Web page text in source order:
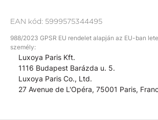
EAN kód: 5999575344495
988/2023 GPSR EU rendelet alapján az EU-ban
személy:
Luxoya Paris Kft.
1116 Budapest Barázda u. 5.
Luxoya Paris Co., Ltd.
27 Avenue de L'Opéra, 75001 Paris,